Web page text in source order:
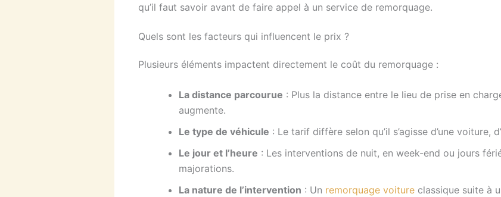
qu’il faut savoir avant de faire appel à un service de remorquage.
Quels sont les facteurs qui influencent le prix ?
Plusieurs éléments impactent directement le coût du remorquage :
La distance parcourue : Plus la distance entre le lieu de prise en
augmente.
Le type de véhicule : Le tarif diffère selon qu’il s’agisse d’une voiture,
Le jour et l’heure : Les interventions de nuit, en week-end ou jours
majorations.
La nature de l’intervention : Un remorquage voiture classique suite à